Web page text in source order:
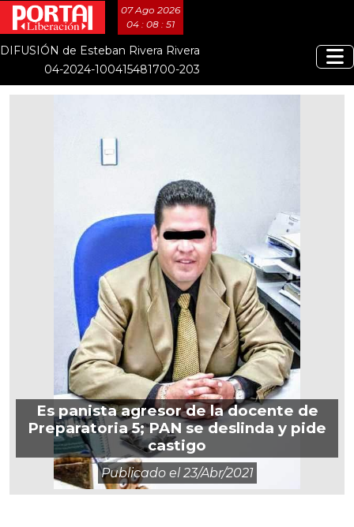
07 Ago 2026
04 : 08 : 51
DIFUSIÓN de Esteban Rivera Rivera
04-2024-100415481700-203
Es panista agresor de la docente de
Preparatoria 5; PAN se deslinda y pide
castigo
Publicado el23/abr/2021